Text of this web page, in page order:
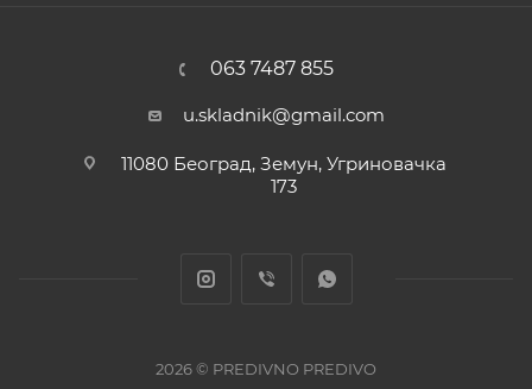
063 7487 855
u.skladnik@gmail.com
11080 Београд, Земун, Угриновачка
173
2026 © PREDIVNO PREDIVO